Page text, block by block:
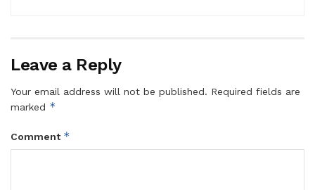
Leave a Reply
Your email address will not be published. Required fields are
marked *
Comment *